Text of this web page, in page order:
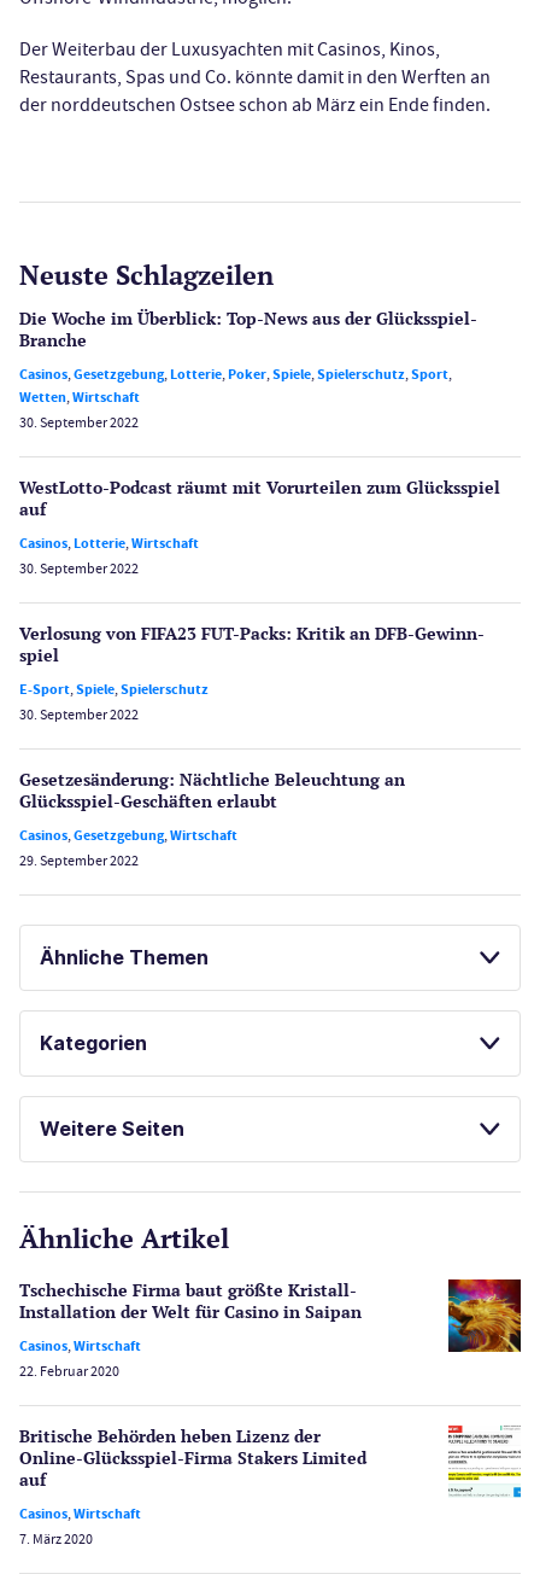
Der Weiterbau der Luxusyachten mit Casinos, Kinos,
Restaurants, Spas und Co. könnte damit in den Werften an
der norddeutschen Ostsee schon ab März ein Ende finden.
Neuste Schlagzeilen
Die Woche im Überblick: Top-News aus der Glücksspiel-
Branche
Casinos,Gesetzgebung,Lotterie,Poker,Spiele,Spielerschutz,Sport,
Wetten,Wirtschaft
30. September 2022
WestLotto-Podcast räumt mit Vorurteilen zum Glücksspiel
auf
Casinos,Lotterie,Wirtschaft
30. September 2022
Verlosung von FIFA23 FUT-Packs: Kritik an DFB-Gewinn­
spiel
E-Sport,Spiele,Spielerschutz
30. September 2022
Gesetzes­änderung: Nächtliche Beleuch­tung an
Glücksspiel-Geschäften erlaubt
Casinos,Gesetzgebung,Wirtschaft
29. September 2022
Ähnliche Themen
GLÜCKSSPIEL ONLINE
PAYPAL ALTERNATIVEN
Kategorien
Gesetzgebung
Lotterie
Poker
Schlagzeilen
Spiele
Weitere Seiten
CasinoOnline.de
Merkur Casinos
Spielautomaten
Ähnliche Artikel
Tschechische Firma baut größte Kristall-
Installation der Welt für Casino in Saipan
Casinos,Wirtschaft
22. Februar 2020
Britische Behörden heben Lizenz der
Online-Glücksspiel-Firma Stakers Limited
auf
Casinos,Wirtschaft
7. März 2020